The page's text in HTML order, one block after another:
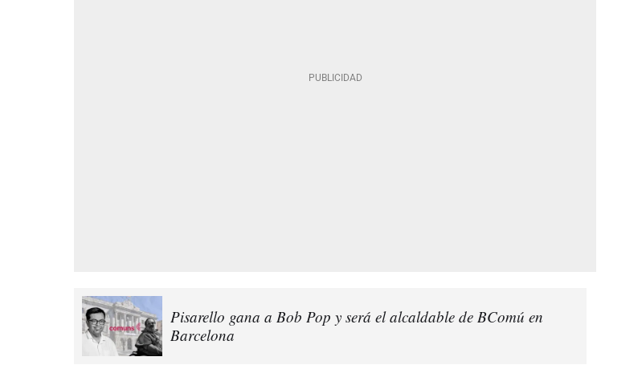
Pisarello gana a Bob Pop y será el alcaldable de BComú en
Barcelona